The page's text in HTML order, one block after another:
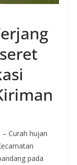
– Curah hujan
pada